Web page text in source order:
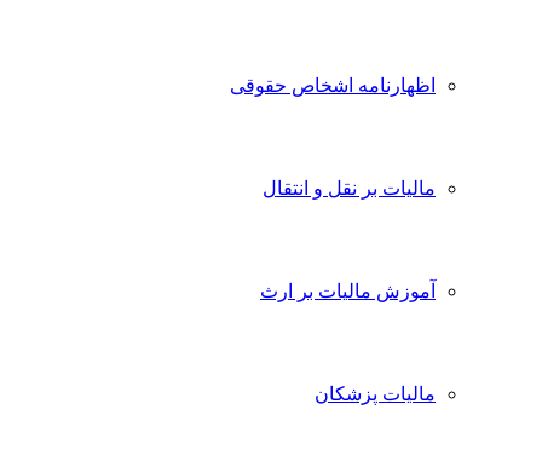
اظهارنامه اشخاص حقوقی
مالیات بر نقل و انتقال
آموزش مالیات بر ارث
مالیات پزشکان